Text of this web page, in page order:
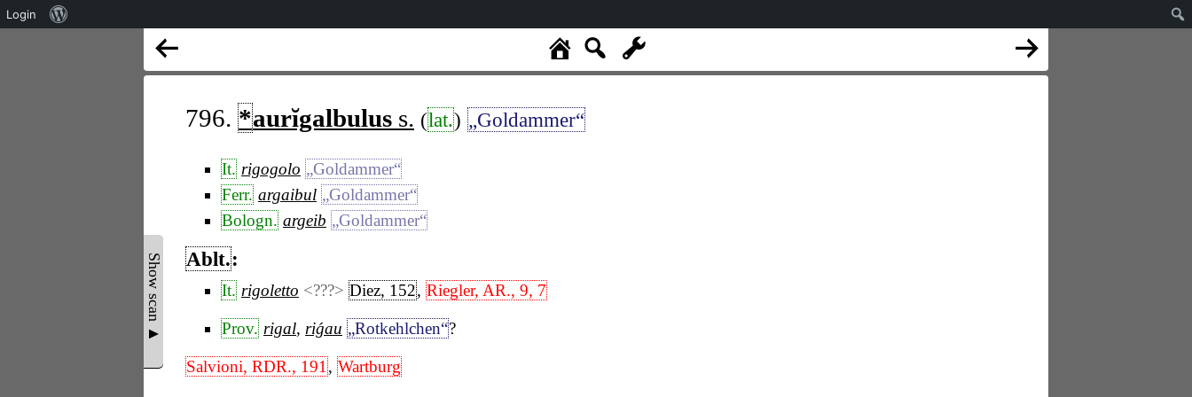
Show scan ▲
796. *aurĭgalbulus s. (lat.) „Goldammer“
It. rigogolo „Goldammer“
Ferr. argaibul „Goldammer“
Bologn. argeib „Goldammer“
Ablt.:
It. rigoletto <???> Diez, 152, Riegler, AR., 9, 7
Prov. rigal, riǵau „Rotkehlchen“?
Salvioni, RDR., 191, Wartburg
Login